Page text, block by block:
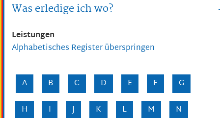
Was erledige ich wo?
Leistungen
Alphabetisches Register überspringen
A B C D E F
G
H
I J K L M
N